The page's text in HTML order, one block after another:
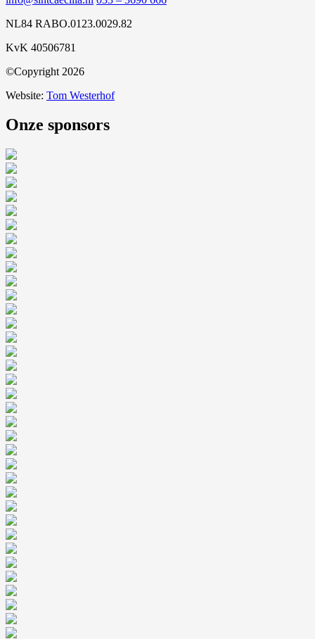
NL84 RABO.0123.0029.82
KvK 40506781
©Copyright 2026
Website: Tom Westerhof
Onze sponsors